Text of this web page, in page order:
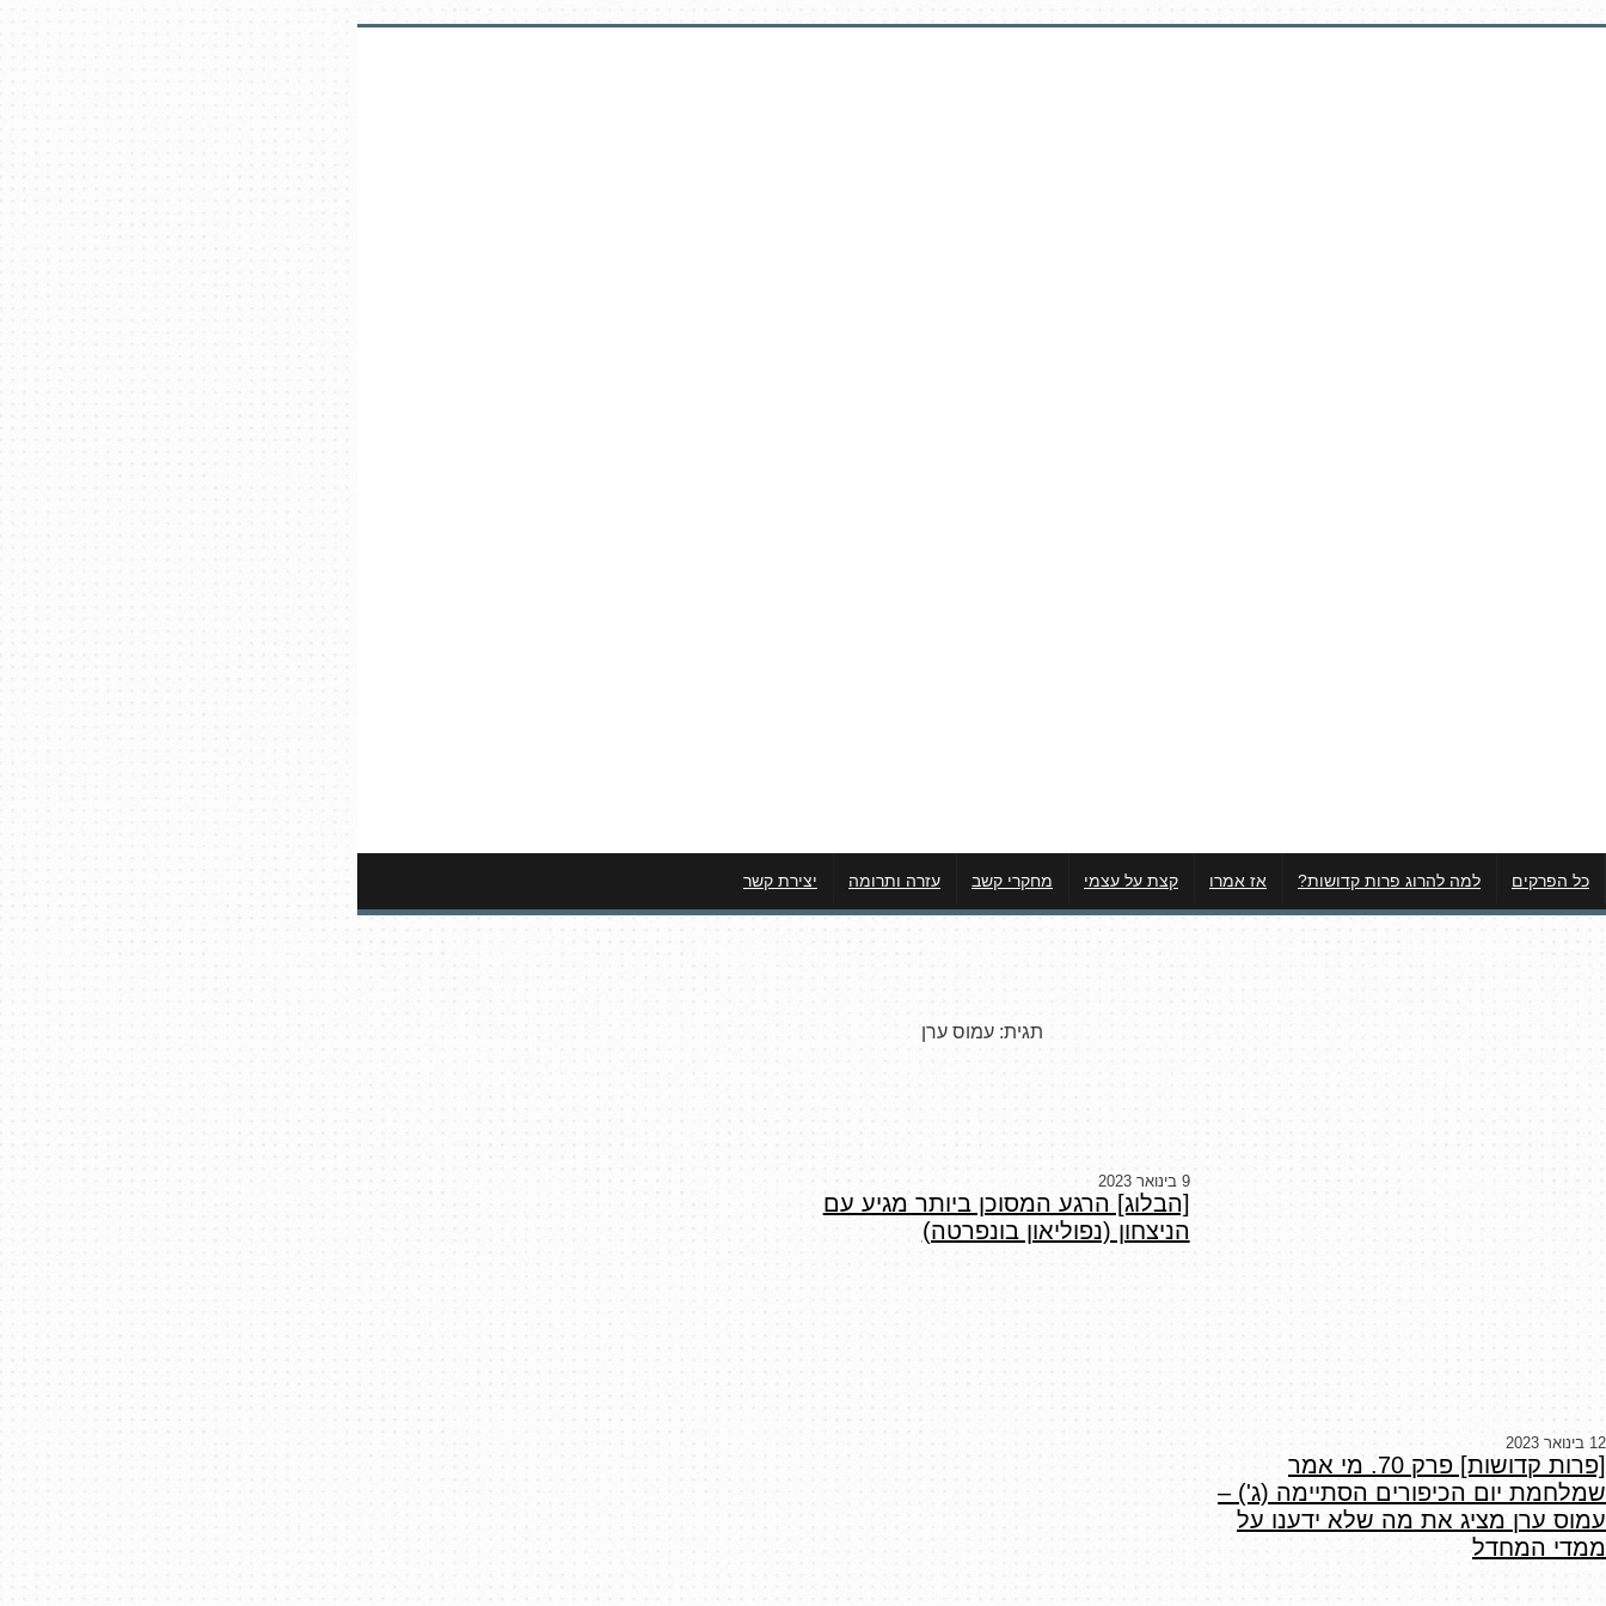
לדלג
כל הפרקים למה להרוג פרות קדושות? אז אמרו קצת על עצמי מחקרי קשב עזרה ותרומה יצירת קשר
תגית:עמוס ערן
12 בינואר 2023
[פרות קדושות] פרק 70. מי אמר
שמלחמת יום הכיפורים הסתיימה (ג') –
עמוס ערן מציג את מה שלא ידענו על
ממדי המחדל
9 בינואר 2023
[הבלוג] הרגע המסוכן ביותר מגיע עם
הניצחון (נפוליאון בונפרטה)